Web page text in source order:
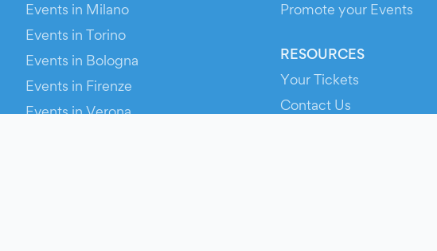
Events in Milano
Events in Torino
Events in Bologna
Events in Firenze
Events in Verona
Promote your Events
RESOURCES
Your Tickets
Contact Us